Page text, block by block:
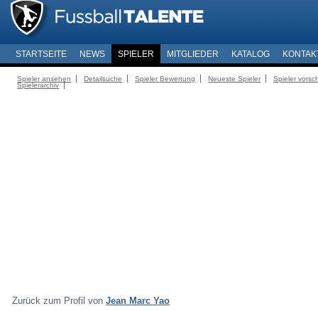
STARTSEITE NEWS SPIELER MITGLIEDER KATALOG
Spieler ansehen Detailsuche Spieler Bewertung Neueste Spieler
Spieler
Spielerarchiv
Zurück zum Profil vonJean Marc Yao